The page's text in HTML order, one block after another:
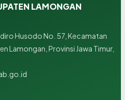
LAMONGAN
Husodo No. 57, Kecamatan
Lamongan, Provinsi Jawa Timur,